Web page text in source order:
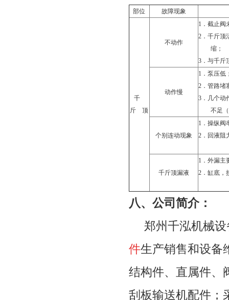
部位 故障现象
千
斤
顶
不动作
1． 截止阀
2． 千斤顶
缩；
3． 与千斤
动作慢
1． 泵压低
2． 管路堵
3． 几个动
不足
个别连动现象
1． 操纵阀
2． 回液阻
千斤顶漏液
1． 外漏主
2． 缸底，
八、 公司简介：
郑州千泓机械设
件生产销售和设备
结构件、直属件、
刮板输送机配件；